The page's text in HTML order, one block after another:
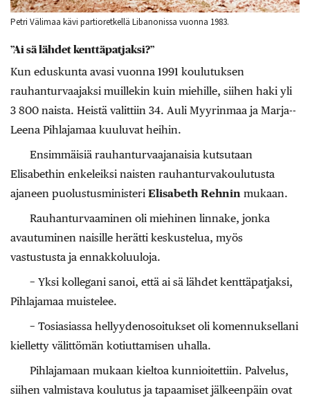
Petri Välimaa kävi partioretkellä Libanonissa vuonna 1983.
”Ai sä lähdet kenttäpatjaksi?”
Kun eduskunta avasi vuonna 1991 koulutuksen
rauhanturvaajaksi muillekin kuin miehille, siihen haki yli
3 800 naista. Heistä valittiin 34. Auli Myyrinmaa ja Marja-­
Leena Pihlajamaa kuuluvat heihin.
Ensimmäisiä rauhanturvaajanaisia kutsutaan
Elisabethin enkeleiksi naisten rauhanturvakoulutusta
ajaneen puolustusministeri Elisabeth ­Rehnin mukaan.
Rauhanturvaaminen oli miehinen linnake, jonka
avautuminen naisille herätti keskustelua, myös
vastustusta ja ennakkoluuloja.
− Yksi kollegani sanoi, että ai sä lähdet kenttäpatjaksi,
Pihlajamaa muistelee.
− Tosiasiassa hellyydenosoitukset oli komennuksellani
­kielletty välittömän kotiuttamisen uhalla.
Pihlajamaan mukaan kieltoa kunnioitettiin. Palvelus,
siihen valmistava koulutus ja tapaamiset jälkeenpäin ovat